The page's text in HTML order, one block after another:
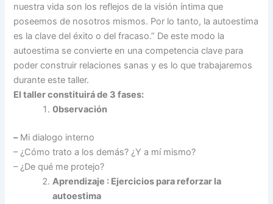
nuestra vida son los reflejos de la visión íntima que
poseemos de nosotros mismos. Por lo tanto, la autoestima
es la clave del éxito o del fracaso.” De este modo la
autoestima se convierte en una competencia clave para
poder construir relaciones sanas y es lo que trabajaremos
durante este taller.
El taller constituirá de 3 fases:
0bservación
–Mi dialogo interno
– ¿Cómo trato a los demás? ¿Y a mí mismo?
– ¿De qué me protejo?
Aprendizaje : Ejercicios para reforzar la
autoestima